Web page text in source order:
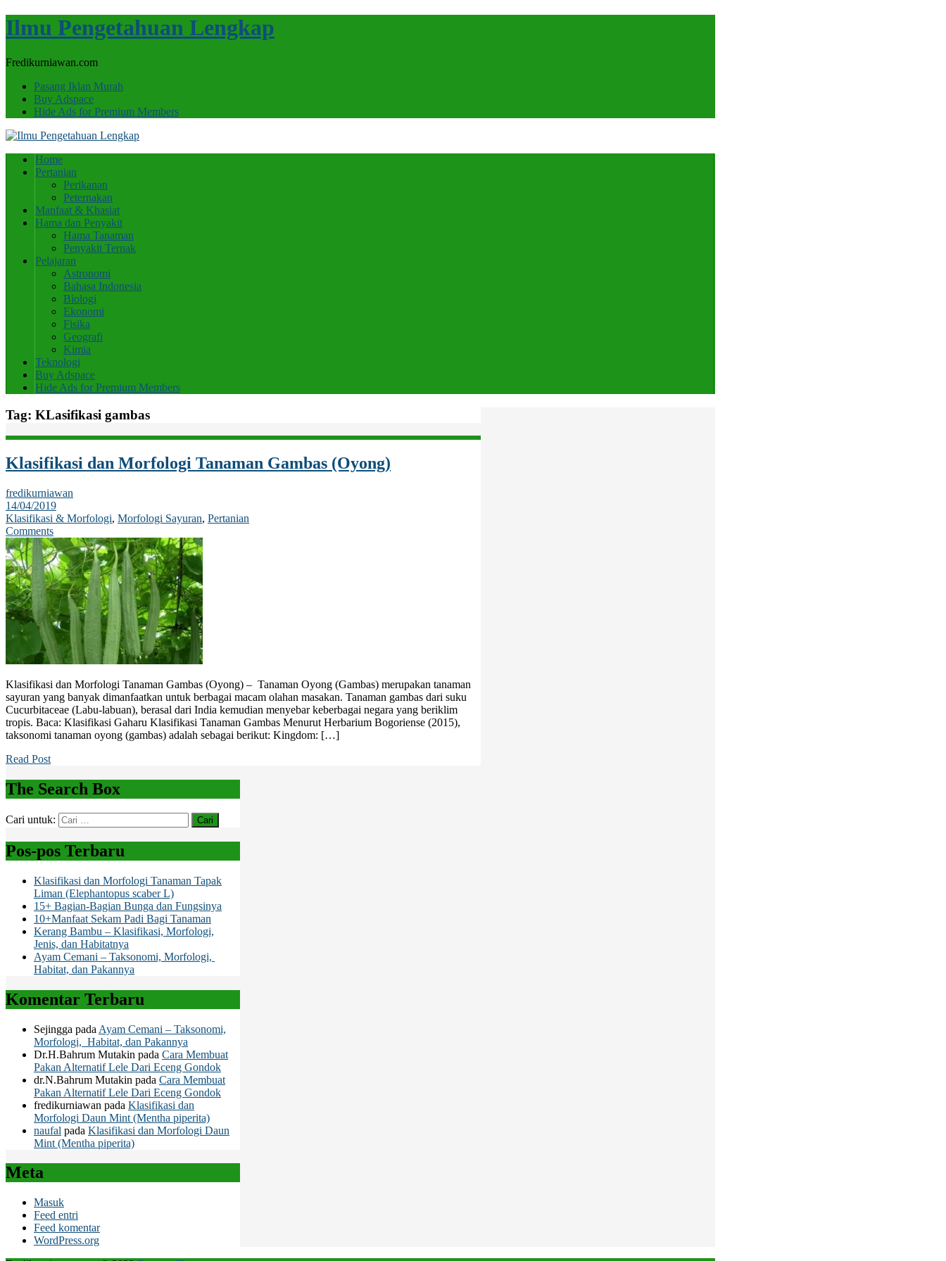
Ilmu Pengetahuan Lengkap
Fredikurniawan.com
Pasang Iklan Murah
Buy Adspace
Hide Ads for Premium Members
Home
Pertanian
Perikanan
Peternakan
Manfaat & Khasiat
Hama dan Penyakit
Hama Tanaman
Penyakit Ternak
Pelajaran
Astronomi
Bahasa Indonesia
Biologi
Ekonomi
Fisika
Geografi
Kimia
Teknologi
Buy Adspace
Hide Ads for Premium Members
Tag: KLasifikasi gambas
Klasifikasi dan Morfologi Tanaman Gambas (Oyong)
fredikurniawan
14/04/2019
Klasifikasi & Morfologi, Morfologi Sayuran, Pertanian
Comments
Klasifikasi dan Morfologi Tanaman Gambas (Oyong) – Tanaman Oyong (Gambas) merupakan tanaman
sayuran yang banyak dimanfaatkan untuk berbagai macam olahan masakan. Tanaman gambas dari suku
Cucurbitaceae (Labu-labuan), berasal dari India kemudian menyebar keberbagai negara yang beriklim
tropis. Baca: Klasifikasi Gaharu Klasifikasi Tanaman Gambas Menurut Herbarium Bogoriense (2015),
taksonomi tanaman oyong (gambas) adalah sebagai berikut: Kingdom: […]
Read Post
The Search Box
Cari untuk:
Pos-pos Terbaru
Klasifikasi dan Morfologi Tanaman Tapak
Liman (Elephantopus scaber L)
15+ Bagian-Bagian Bunga dan Fungsinya
10+Manfaat Sekam Padi Bagi Tanaman
Kerang Bambu – Klasifikasi, Morfologi,
Jenis, dan Habitatnya
Ayam Cemani – Taksonomi, Morfologi,
Habitat, dan Pakannya
Komentar Terbaru
Sejingga pada Ayam Cemani – Taksonomi,
Morfologi, Habitat, dan Pakannya
Dr.H.Bahrum Mutakin pada Cara Membuat
Pakan Alternatif Lele Dari Eceng Gondok
dr.N.Bahrum Mutakin pada Cara Membuat
Pakan Alternatif Lele Dari Eceng Gondok
fredikurniawan pada Klasifikasi dan
Morfologi Daun Mint (Mentha piperita)
naufal pada Klasifikasi dan Morfologi Daun
Mint (Mentha piperita)
Meta
Masuk
Feed entri
Feed komentar
WordPress.org